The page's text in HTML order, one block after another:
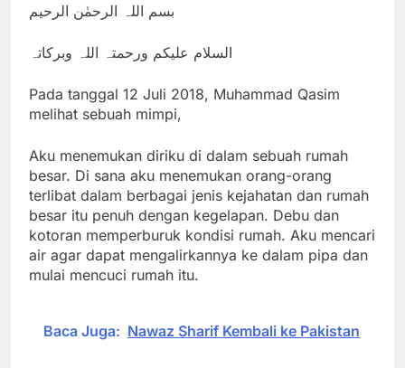
بسم اللہ الرحمٰن الرحیم
السلام علیکم ورحمتہ اللہ وبرکاتہ
Pada tanggal 12 Juli 2018, Muhammad Qasim
melihat sebuah mimpi,
Aku menemukan diriku di dalam sebuah rumah
besar. Di sana aku menemukan orang-orang
terlibat dalam berbagai jenis kejahatan dan rumah
besar itu penuh dengan kegelapan. Debu dan
kotoran memperburuk kondisi rumah. Aku mencari
air agar dapat mengalirkannya ke dalam pipa dan
mulai mencuci rumah itu.
Baca Juga: Nawaz Sharif Kembali ke Pakistan